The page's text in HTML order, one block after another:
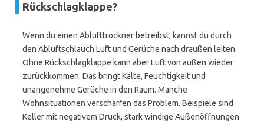
Rückschlagklappe?
Wenn du einen Ablufttrockner betreibst, kannst du durch
den Abluftschlauch Luft und Gerüche nach draußen leiten.
Ohne Rückschlagklappe kann aber Luft von außen wieder
zurückkommen. Das bringt Kälte, Feuchtigkeit und
unangenehme Gerüche in den Raum. Manche
Wohnsituationen verschärfen das Problem. Beispiele sind
Keller mit negativem Druck, stark windige Außenöffnungen